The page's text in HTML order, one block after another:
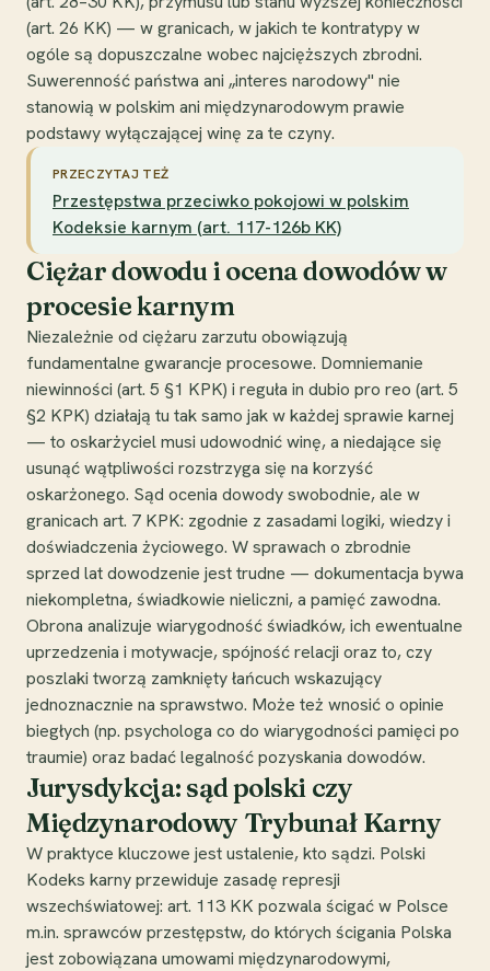
(art. 26 KK) — w granicach, w jakich te kontratypy w
ogóle są dopuszczalne wobec najcięższych zbrodni.
Suwerenność państwa ani „interes narodowy" nie
stanowią w polskim ani międzynarodowym prawie
podstawy wyłączającej winę za te czyny.
PRZECZYTAJ TEŻ
Przestępstwa przeciwko pokojowi w polskim
Kodeksie karnym (art. 117-126b KK)
Ciężar dowodu i ocena dowodów w
procesie karnym
Niezależnie od ciężaru zarzutu obowiązują
fundamentalne gwarancje procesowe. Domniemanie
niewinności (art. 5 §1 KPK) i reguła in dubio pro reo (art. 5
§2 KPK) działają tu tak samo jak w każdej sprawie karnej
— to oskarżyciel musi udowodnić winę, a niedające się
usunąć wątpliwości rozstrzyga się na korzyść
oskarżonego. Sąd ocenia dowody swobodnie, ale w
granicach art. 7 KPK: zgodnie z zasadami logiki, wiedzy i
doświadczenia życiowego. W sprawach o zbrodnie
sprzed lat dowodzenie jest trudne — dokumentacja bywa
niekompletna, świadkowie nieliczni, a pamięć zawodna.
Obrona analizuje wiarygodność świadków, ich ewentualne
uprzedzenia i motywacje, spójność relacji oraz to, czy
poszlaki tworzą zamknięty łańcuch wskazujący
jednoznacznie na sprawstwo. Może też wnosić o opinie
biegłych (np. psychologa co do wiarygodności pamięci po
traumie) oraz badać legalność pozyskania dowodów.
Jurysdykcja: sąd polski czy
Międzynarodowy Trybunał Karny
W praktyce kluczowe jest ustalenie, kto sądzi. Polski
Kodeks karny przewiduje zasadę represji
wszechświatowej: art. 113 KK pozwala ścigać w Polsce
m.in. sprawców przestępstw, do których ścigania Polska
jest zobowiązana umowami międzynarodowymi,